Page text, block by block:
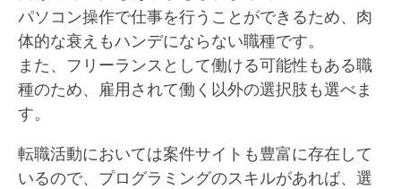
パソコン操作で仕事を行うことができるため、肉
体的な衰えもハンデにならない職種です。
また、フリーランスとして働ける可能性もある職
種のため、雇用されて働く以外の選択肢も選べま
す。
転職活動においては案件サイトも豊富に存在して
いるので、プログラミングのスキルがあれば、選